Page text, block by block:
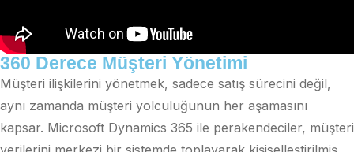
360 Derece Müşteri Yönetimi
Müşteri ilişkilerini yönetmek, sadece satış sürecini değil,
aynı zamanda müşteri yolculuğunun her aşamasını
kapsar. Microsoft Dynamics 365 ile perakendeciler, müşteri